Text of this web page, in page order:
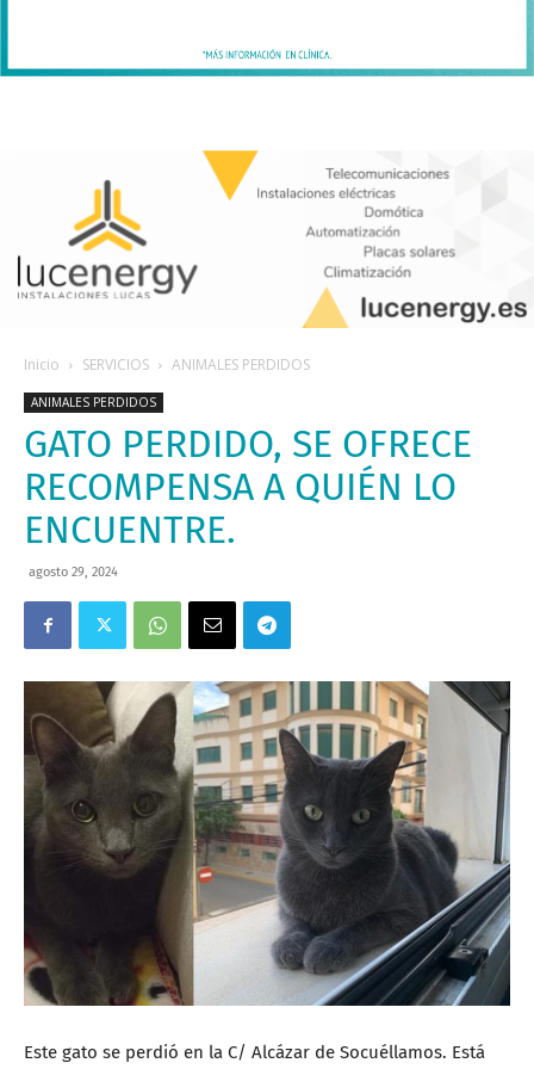
Inicio SERVICIOS ANIMALES PERDIDOS
ANIMALES PERDIDOS
GATO PERDIDO, SE OFRECE
RECOMPENSA A QUIÉN LO
ENCUENTRE.
agosto 29, 2024
Este gato se perdió en la C/ Alcázar de Socuéllamos. Está